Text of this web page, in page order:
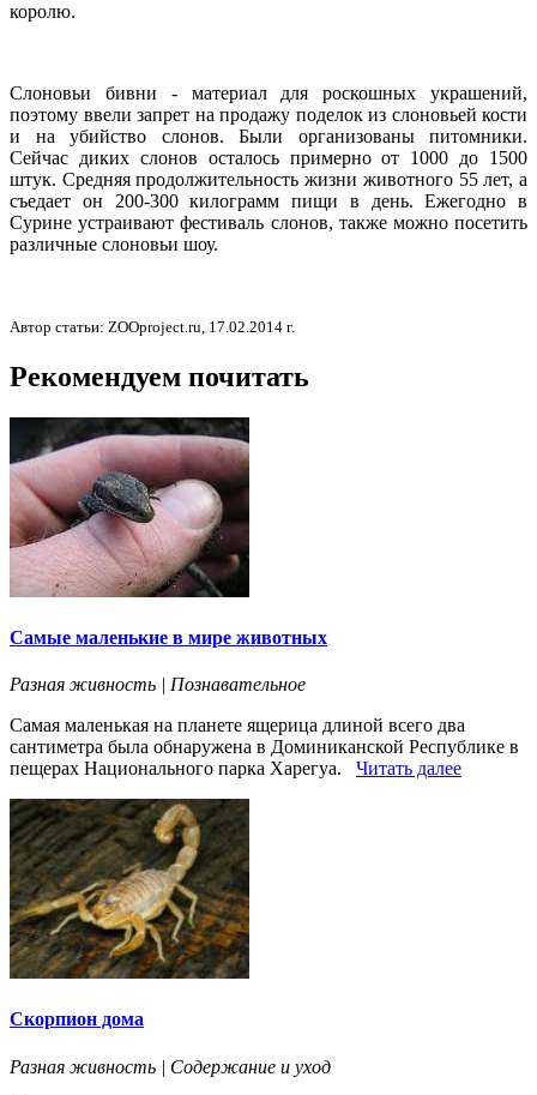
королю.
Слоновьи бивни - материал для роскошных украшений,
поэтому ввели запрет на продажу поделок из слоновьей кости
и на убийство слонов. Были организованы питомники.
Сейчас диких слонов осталось примерно от 1000 до 1500
штук. Средняя продолжительность жизни животного 55 лет, а
съедает он 200-300 килограмм пищи в день. Ежегодно в
Сурине устраивают фестиваль слонов, также можно посетить
различные слоновьи шоу.
Автор статьи: ZOOproject.ru, 17.02.2014 г.
Рекомендуем почитать
Самые маленькие в мире животных
Разная живность | Познавательное
Самая маленькая на планете ящерица длиной всего два
сантиметра была обнаружена в Доминиканской Республике в
пещерах Национального парка Харегуа. Читать далее
Скорпион дома
Разная живность | Содержание и уход